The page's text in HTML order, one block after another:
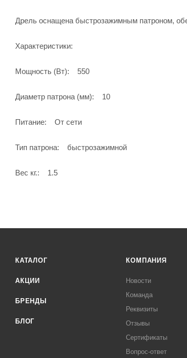
Дрель оснащена быстрозажимным патроном,
Характеристики:
Мощность (Вт): 550
Диаметр патрона (мм): 10
Питание: От сети
Тип патрона: быстрозажимной
Вес кг.: 1.5
КАТАЛОГ
АКЦИИ
БРЕНДЫ
БЛОГ
КОМПАНИЯ
Новости
Команда
Реквизиты
Отзывы
Сертификаты
Вопрос-ответ